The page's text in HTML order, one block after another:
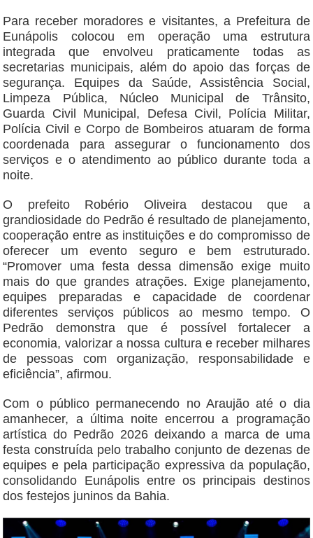
Para receber moradores e visitantes, a Prefeitura de
Eunápolis colocou em operação uma estrutura
integrada que envolveu praticamente todas as
secretarias municipais, além do apoio das forças de
segurança. Equipes da Saúde, Assistência Social,
Limpeza Pública, Núcleo Municipal de Trânsito,
Guarda Civil Municipal, Defesa Civil, Polícia Militar,
Polícia Civil e Corpo de Bombeiros atuaram de forma
coordenada para assegurar o funcionamento dos
serviços e o atendimento ao público durante toda a
noite.
O prefeito Robério Oliveira destacou que a
grandiosidade do Pedrão é resultado de planejamento,
cooperação entre as instituições e do compromisso de
oferecer um evento seguro e bem estruturado.
“Promover uma festa dessa dimensão exige muito
mais do que grandes atrações. Exige planejamento,
equipes preparadas e capacidade de coordenar
diferentes serviços públicos ao mesmo tempo. O
Pedrão demonstra que é possível fortalecer a
economia, valorizar a nossa cultura e receber milhares
de pessoas com organização, responsabilidade e
eficiência”, afirmou.
Com o público permanecendo no Araujão até o dia
amanhecer, a última noite encerrou a programação
artística do Pedrão 2026 deixando a marca de uma
festa construída pelo trabalho conjunto de dezenas de
equipes e pela participação expressiva da população,
consolidando Eunápolis entre os principais destinos
dos festejos juninos da Bahia.